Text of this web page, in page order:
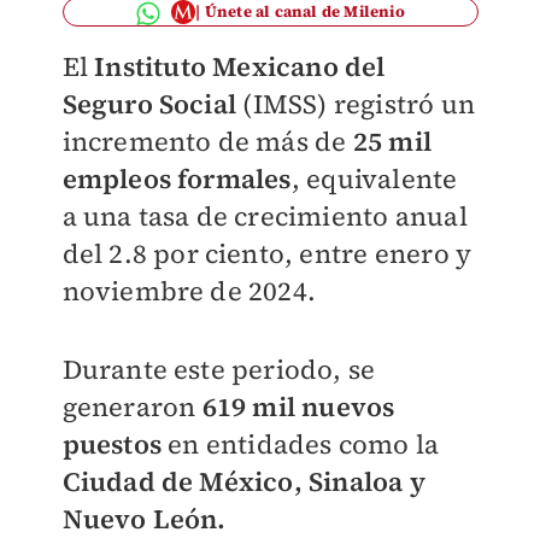
Únete al canal de Milenio
ElInstituto Mexicano del
Seguro Social (IMSS) registró un
incremento de más de 25 mil
empleos formales, equivalente
a una tasa de crecimiento anual
del 2.8 por ciento, entre enero y
noviembre de 2024.
Durante este periodo, se
generaron 619 mil nuevos
puestosen entidades como la
Ciudad de México, Sinaloa y
Nuevo León.